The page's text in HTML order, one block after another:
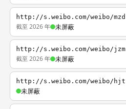
http://s.weibo.com/weibo/mzd
截至 2026 年 未屏蔽
http://s.weibo.com/weibo/jzm
截至 2026 年 未屏蔽
http://s.weibo.com/weibo/hjt
未屏蔽